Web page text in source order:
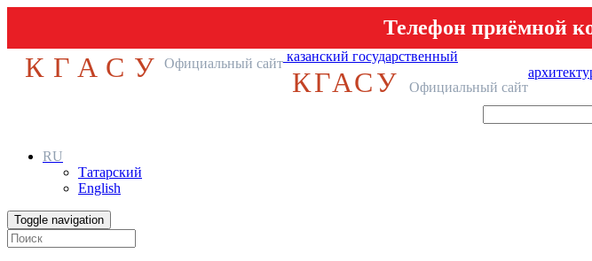
Телефон приёмной
КГАСУ Официальный сайт казанский государственный
КГАСУ Официальный сайт
RU
Татарский
English
Toggle navigation